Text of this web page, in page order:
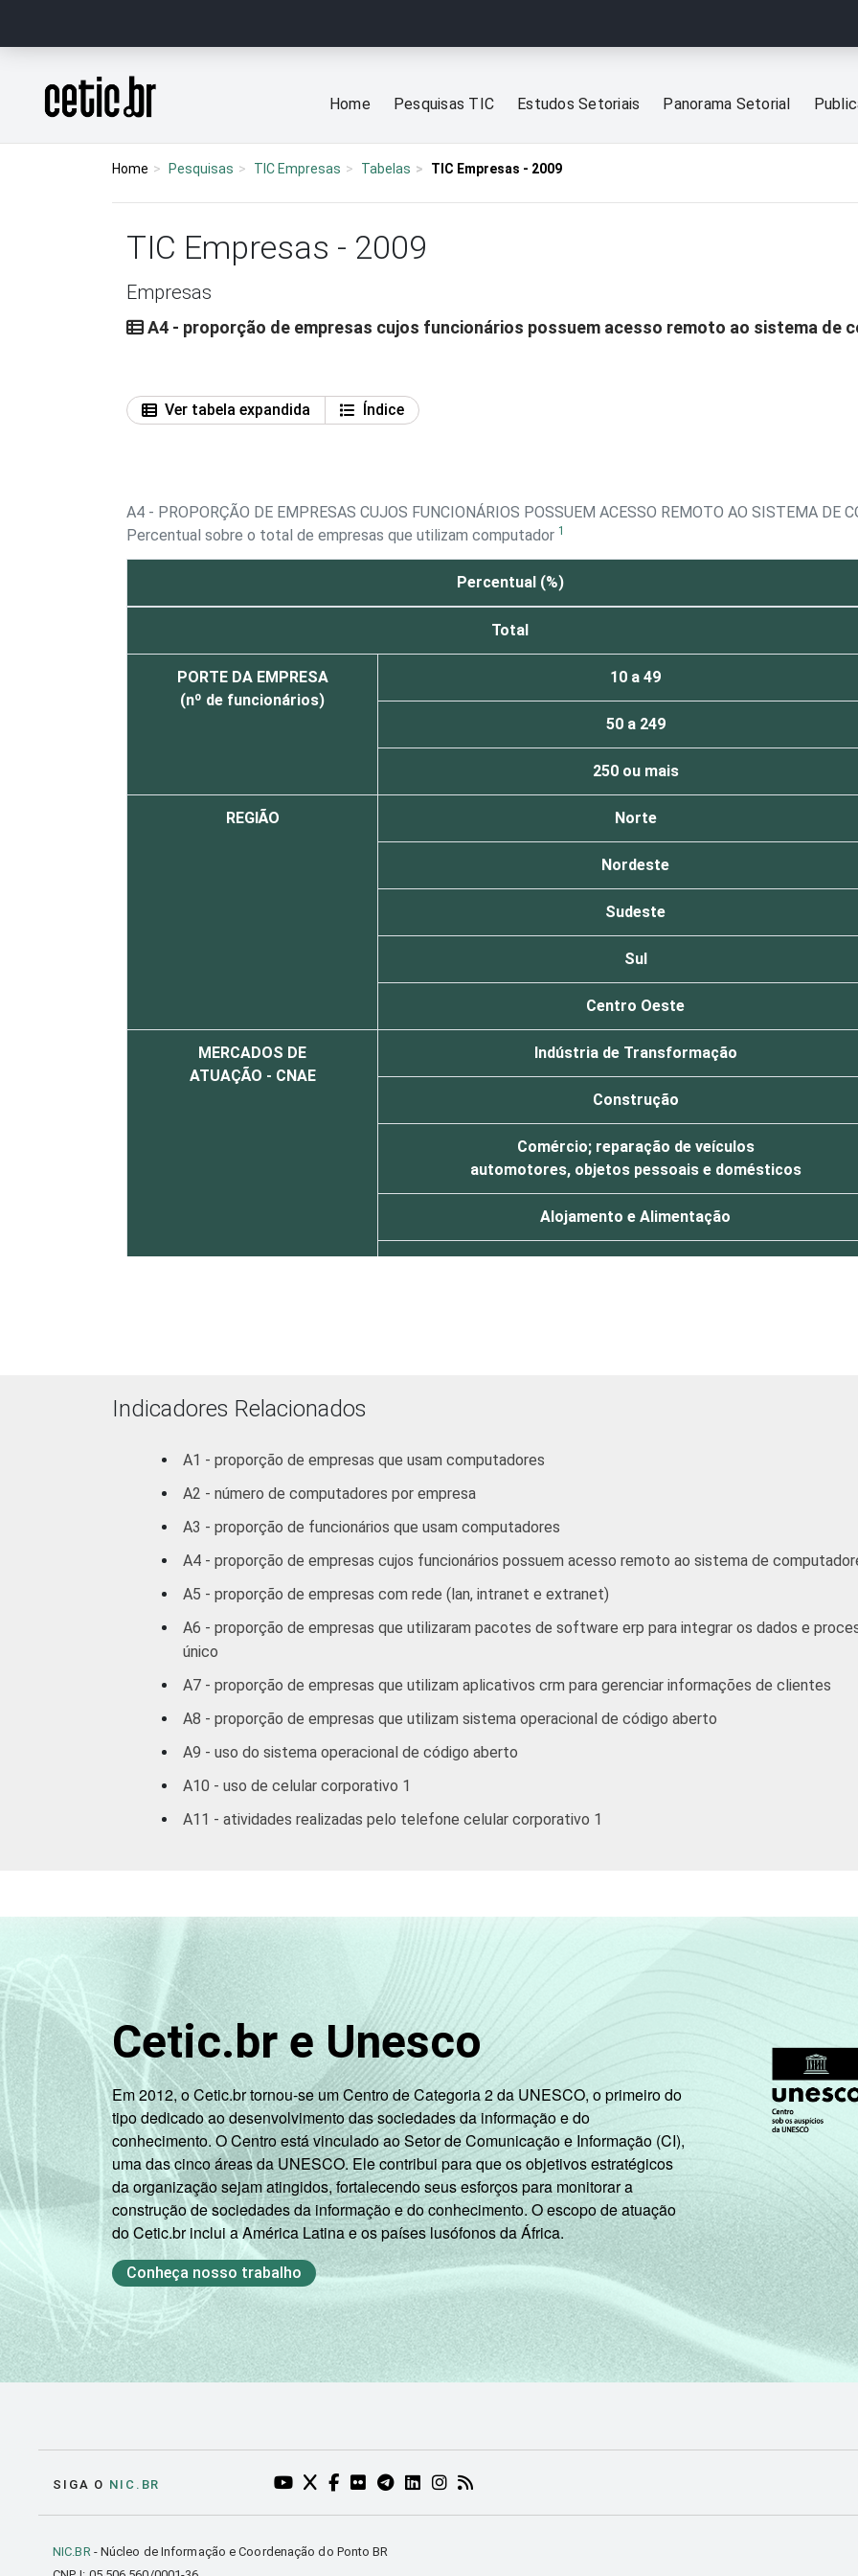
Página inicial
Home Pesquisas TIC Estudos Setoriais Panorama Setorial
Home Pesquisas TIC Empresas Tabelas TIC Empresas - 2009
TIC Empresas - 2009
Empresas
A4 - proporção de empresas cujos funcionários possuem acesso remoto ao sistema de
Ver tabela expandida
Índice
A4 - PROPORÇÃO DE EMPRESAS CUJOS FUNCIONÁRIOS POSSUEM ACESSO REMOTO AO SISTEMA DE
Percentual sobre o total de empresas que utilizam computador 1
Percentual (%)
Total
PORTE DA EMPRESA
(nº de funcionários)
10 a 49
50 a 249
250 ou mais
REGIÃO Norte
Nordeste
Sudeste
Sul
Centro Oeste
MERCADOS DE
ATUAÇÃO - CNAE
Indústria de Transformação
Construção
Comércio; reparação de veículos
automotores, objetos pessoais e domésticos
Alojamento e Alimentação
G, H, I, K e a seção O sem os grupos 90 e 91. Respostas referentes a agosto e outubro de 2009
3
A categoria "O - Outros serviços coletivos, sociais e pessoais" não reúne os grupos 90-Limpeza
atividades associativas.
Fonte: NIC.br - out/nov 2009
Indicadores Relacionados
A1 - proporção de empresas que usam computadores
A2 - número de computadores por empresa
A3 - proporção de funcionários que usam computadores
A4 - proporção de empresas cujos funcionários possuem acesso remoto ao sistema de
A5 - proporção de empresas com rede (lan, intranet e extranet)
A6 - proporção de empresas que utilizaram pacotes de software erp para integrar os dados e
único
A7 - proporção de empresas que utilizam aplicativos crm para gerenciar informações de clientes
A8 - proporção de empresas que utilizam sistema operacional de código aberto
A9 - uso do sistema operacional de código aberto
A10 - uso de celular corporativo 1
A11 - atividades realizadas pelo telefone celular corporativo 1
Cetic.br e Unesco
Em 2012, o Cetic.br tornou-se um Centro de Categoria 2 da UNESCO, o primeiro do
tipo dedicado ao desenvolvimento das sociedades da informação e do
conhecimento. O Centro está vinculado ao Setor de Comunicação e Informação (CI),
uma das cinco áreas da UNESCO. Ele contribui para que os objetivos estratégicos
da organização sejam atingidos, fortalecendo seus esforços para monitorar a
construção de sociedades da informação e do conhecimento. O escopo de atuação
do Cetic.br inclui a América Latina e os países lusófonos da África.
Conheça nosso trabalho
SIGA O NIC.BR YOUTUBE DO NIC.BR (ABRE EM NOVA ABA)
TWITTER DO NIC.BR (ABRE EM NOVA ABA)
FACEBOOK DO NIC.BR (ABRE EM NOVA ABA)
FLICKR DO NIC.BR (ABRE EM NOVA ABA)
TELEGRAM DO NIC.BR (ABRE EM NOVA ABA)
LINKEDIN DO NIC.BR (ABRE EM NOVA ABA)
INSTAGRAM DO NIC.BR (ABRE EM NOVA ABA)
RSS DO NIC.BR (ABRE EM NOVA ABA)
NIC.BR- Núcleo de Informação e Coordenação do Ponto BR